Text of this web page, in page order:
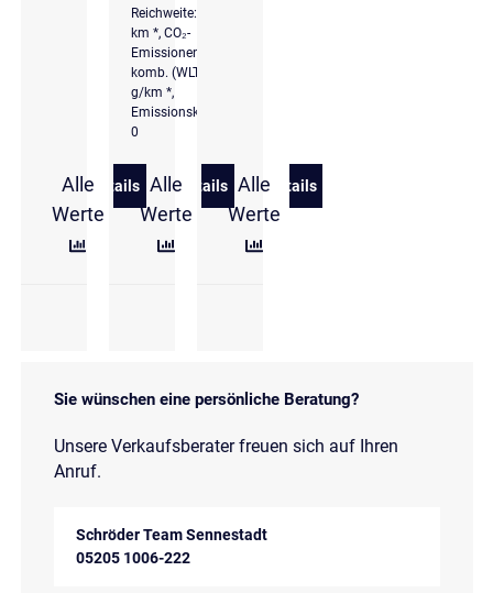
Alle
Werte
Details
zu Volkswagen ID.3 (E11/E12)(01.2023->2026) Pro
Reichweite: 426
km *, CO₂-
Emissionen
komb. (WLTP): 0
g/km *,
Emissionsklasse
0
Alle
Werte
Details
zu Volkswagen ID.3 Pro 150 kW (204
Alle
Werte
Details
zu Volkswagen ID.3 Pro
Sie wünschen eine persönliche Beratung?
Unsere Verkaufsberater freuen sich auf Ihren
Anruf.
Schröder Team Sennestadt
05205 1006-222